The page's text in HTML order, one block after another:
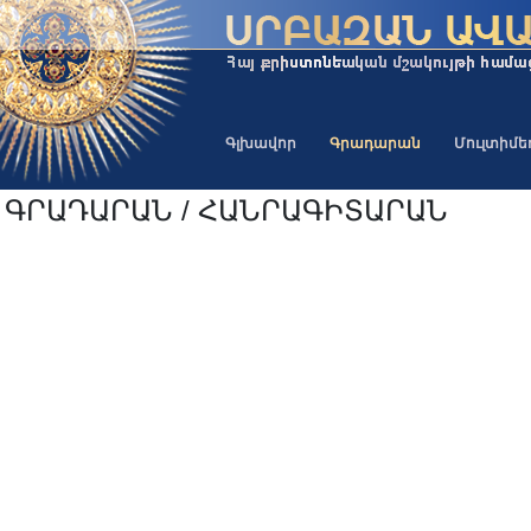
Գլխավոր Գրադարան
ԳՐԱԴԱՐԱՆ / ՀԱՆՐԱԳԻՏԱՐԱՆ